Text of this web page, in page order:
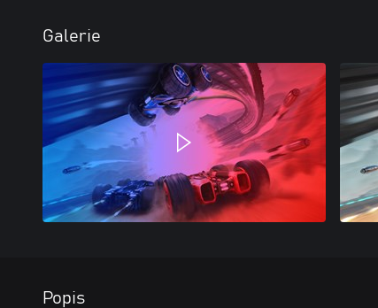
Galerie
Popis